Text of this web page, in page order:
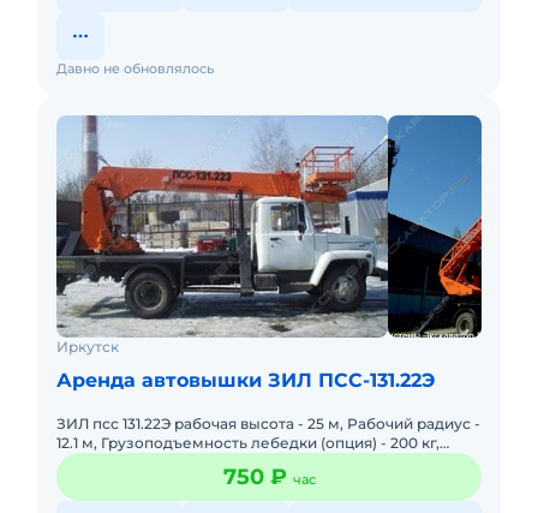
Давно не обновлялось
Иркутск
Аренда автовышки ЗИЛ ПСС-131.22Э
ЗИЛ псс 131.22Э рабочая высота - 25 м, Рабочий радиус -
12.1 м, Грузоподъемность лебедки (опция) - 200 кг,
Количество секций - 4
750 ₽ час